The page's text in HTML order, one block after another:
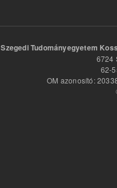
Szegedi Tudományegyetem
6724
62-
OM azonosító: